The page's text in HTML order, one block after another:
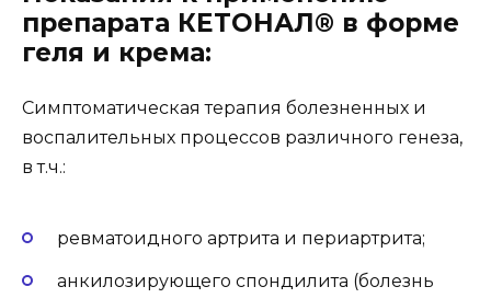
препарата КЕТОНАЛ® в форме
геля и крема:
Симптоматическая терапия болезненных и
воспалительных процессов различного генеза,
в т.ч.:
ревматоидного артрита и периартрита;
анкилозирующего спондилита (болезнь